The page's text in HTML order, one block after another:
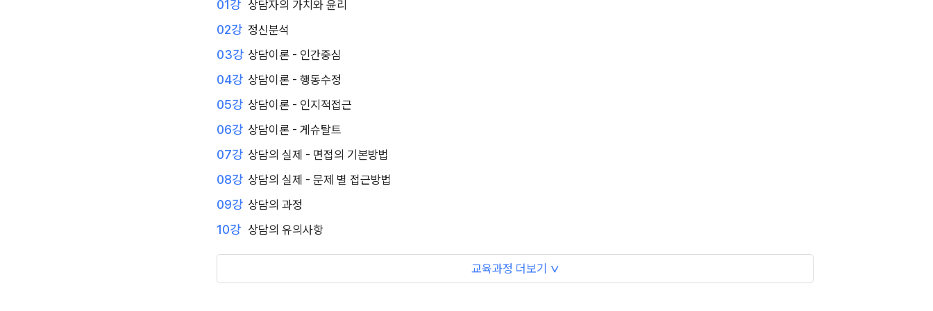
01강 상담자의 가치와 윤리
02강 정신분석
03강 상담이론 - 인간중심
04강 상담이론 - 행동수정
05강 상담이론 - 인지적접근
06강 상담이론 - 게슈탈트
07강 상담의 실제 - 면접의 기본방법
08강 상담의 실제 - 문제 별 접근방법
09강 상담의 과정
10강 상담의 유의사항
교육과정 더보기 ∨